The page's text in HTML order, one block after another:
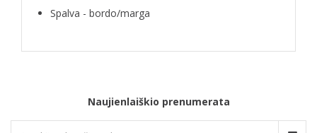
Spalva - bordo/marga
Naujienlaiškio prenumerata